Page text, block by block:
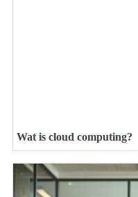
Wat is cloud computing?